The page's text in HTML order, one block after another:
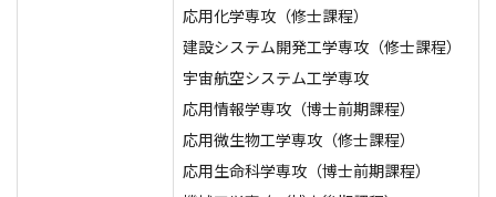
応用化学専攻（修士課程）
建設システム開発工学専攻（修士課程）
宇宙航空システム工学専攻
応用情報学専攻（博士前期課程）
応用微生物工学専攻（修士課程）
応用生命科学専攻（博士前期課程）